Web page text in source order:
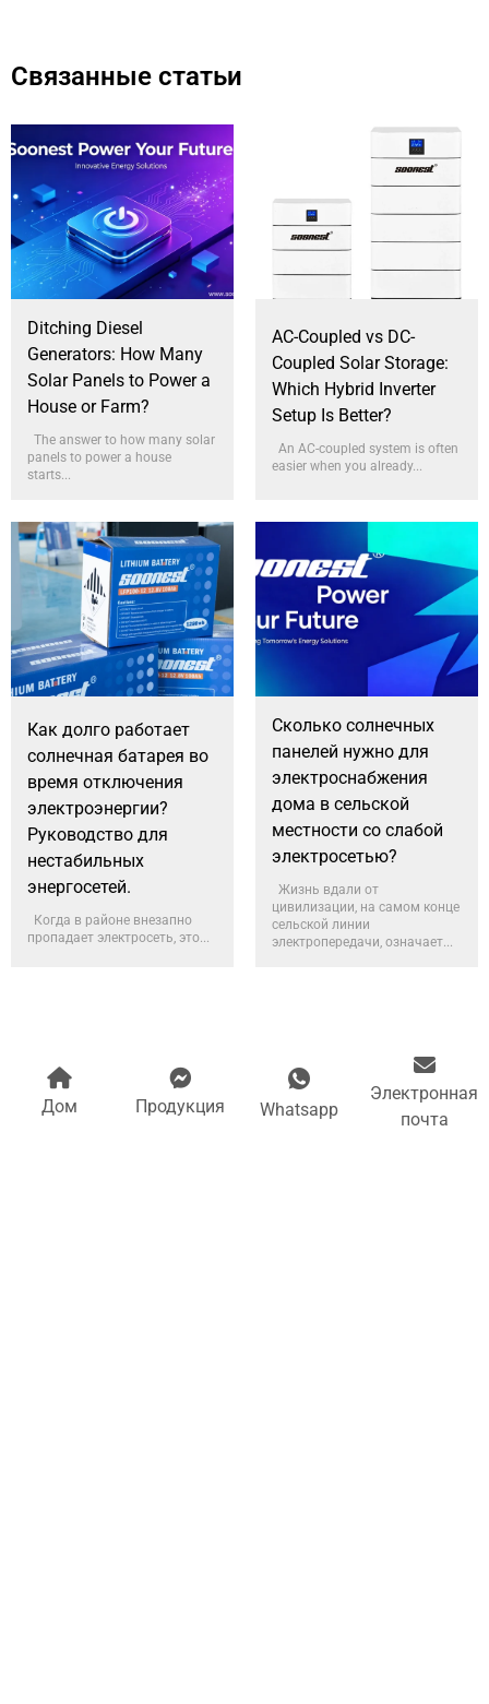
Связанные статьи
Ditching Diesel
Generators: How Many
Solar Panels to Power a
House or Farm?
The answer to how many solar
panels to power a house
starts...
AC-Coupled vs DC-
Coupled Solar Storage:
Which Hybrid Inverter
Setup Is Better?
An AC-coupled system is often
easier when you already...
Как долго работает
солнечная батарея во
время отключения
электроэнергии?
Руководство для
нестабильных
энергосетей.
Когда в районе внезапно
пропадает электросеть, это...
Сколько солнечных
панелей нужно для
электроснабжения
дома в сельской
местности со слабой
электросетью?
Жизнь вдали от
цивилизации, на самом конце
сельской линии
электропередачи, означает...
Дом Продукция Whatsapp
Электронная
почта